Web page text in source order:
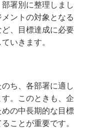
署別に整理しまし
ントの対象となる
、目標達成に必要
いきます。
ち、各部署に適し
。このときも、企
の中長期的な目標
ことが重要です。